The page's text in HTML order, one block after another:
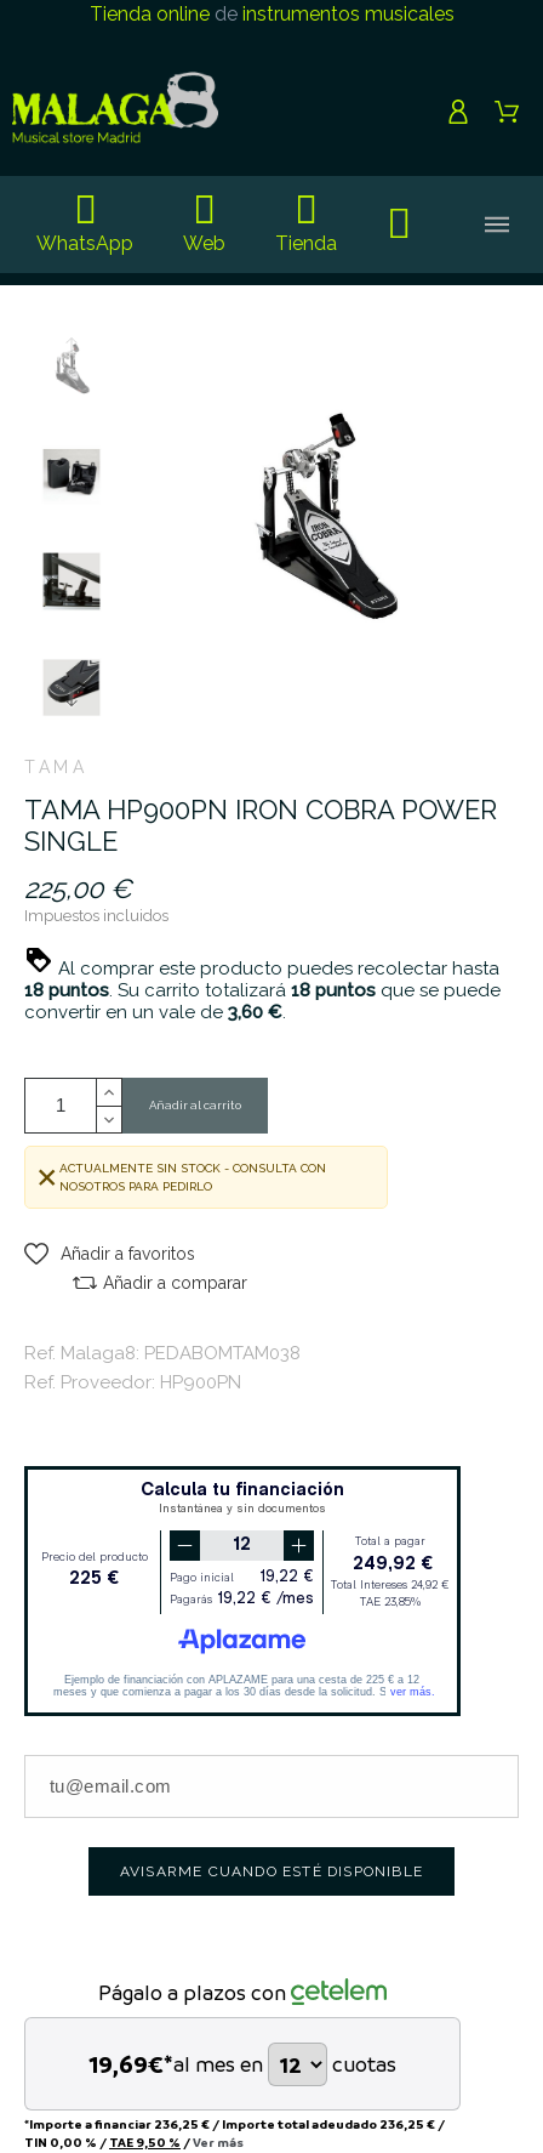
Tienda onlinede instrumentos musicales
WhatsApp Web Tienda
TAMA
TAMA HP900PN IRON COBRA POWER
SINGLE
225,00 €
Impuestos incluidos
Al comprar este producto puedes recolectar hasta
18 puntos. Su carrito totalizará 18 puntos que se puede
convertir en un vale de 3,60 €.
Añadir al carrito
ACTUALMENTE SIN STOCK - CONSULTA CON
NOSOTROS PARA PEDIRLO
Añadir a favoritos
Añadir a comparar
Ref. Malaga8: PEDABOMTAM038
Ref. Proveedor: HP900PN
AVISARME CUANDO ESTÉ DISPONIBLE
Págalo a plazos con
19,69€*al mes en cuotas
*Importe a financiar 236,25 € / Importe total adeudado 236,25 € /
TIN 0,00 % / TAE 9,50 % /Ver más